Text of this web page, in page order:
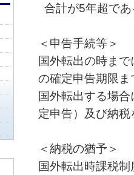
合計が5年超で
＜申告手続等＞
国外転出の時ま
の確定申告期限
国外転出する場
定申告）及び納
＜納税の猶予＞
国外転出時課税